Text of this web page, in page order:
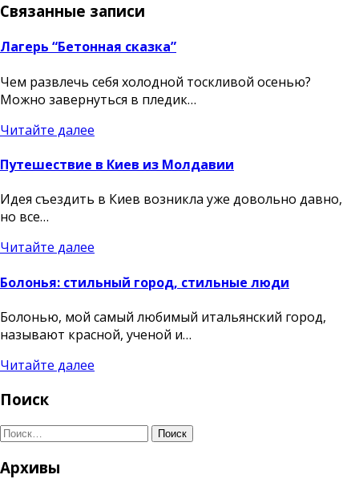
Связанные записи
Лагерь “Бетонная сказка”
Чем развлечь себя холодной тоскливой осенью?
Можно завернуться в пледик…
Читайте далее
Путешествие в Киев из Молдавии
Идея съездить в Киев возникла уже довольно давно,
но все…
Читайте далее
Болонья: стильный город, стильные люди
Болонью, мой самый любимый итальянский город,
называют красной, ученой и…
Читайте далее
Поиск
Поиск
Архивы